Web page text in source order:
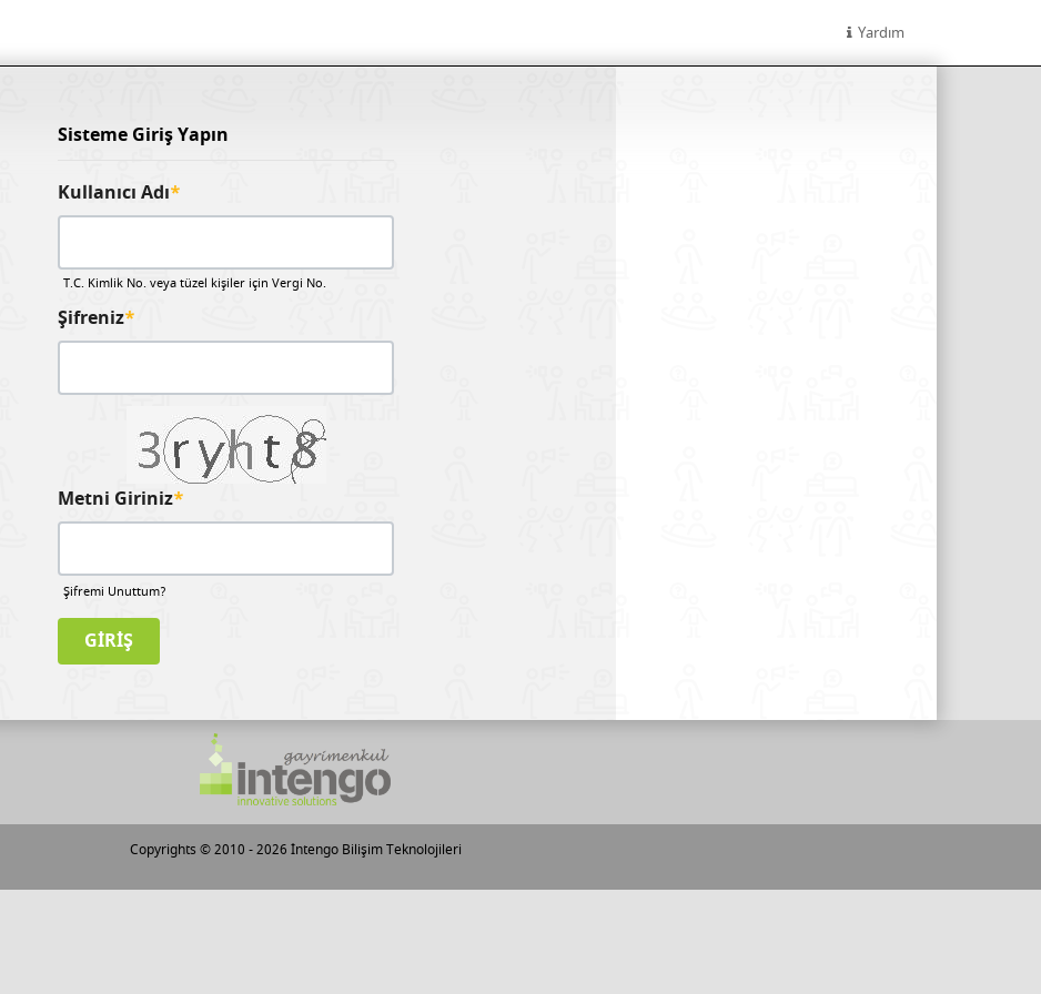
Yardım
Sisteme Giriş Yapın
Kullanıcı Adı*
T.C. Kimlik No. veya tüzel kişiler için Vergi No.
Şifreniz*
Metni Giriniz*
Şifremi Unuttum?
Copyrights © 2010 - 2026 İntengo Bilişim Teknolojileri